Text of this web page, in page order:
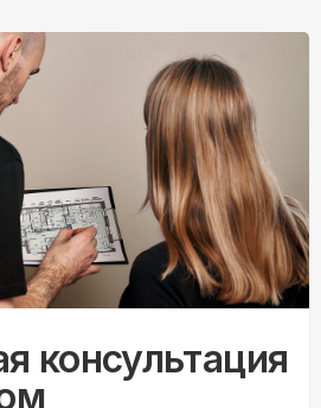
консультация